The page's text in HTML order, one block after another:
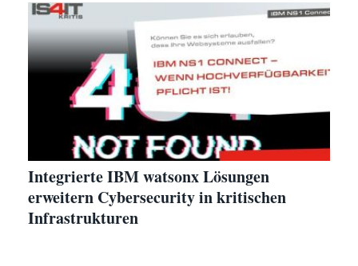
Integrierte IBM watsonx Lösungen
erweitern Cybersecurity in kritischen
Infrastrukturen